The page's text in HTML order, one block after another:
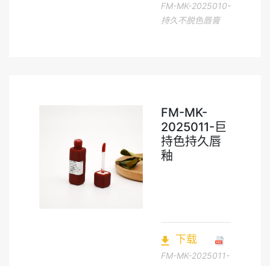
FM-MK-2025010-
持久不脱色唇膏
FM-MK-
2025011-巨
持色持久唇
釉
下载
FM-MK-2025011-